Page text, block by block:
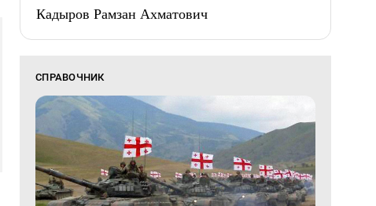
Кадыров Рамзан Ахматович
СПРАВОЧНИК